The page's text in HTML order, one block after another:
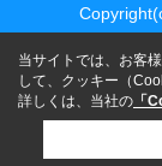
当サイトでは、お客
して、クッキー（
詳しくは、当社の 「